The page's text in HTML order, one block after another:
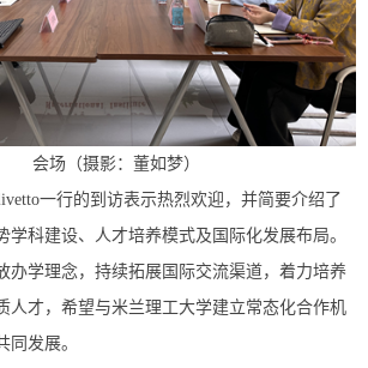
会场（摄影：董如梦）
一行的到访表示热烈欢迎，并简要介绍了
学科建设、人才培养模式及国际化发展布局。
办学理念，持续拓展国际交流渠道，着力培养
人才，希望与米兰理工大学建立常态化合作机
同发展。